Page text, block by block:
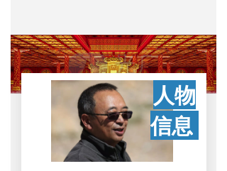
人物
信息